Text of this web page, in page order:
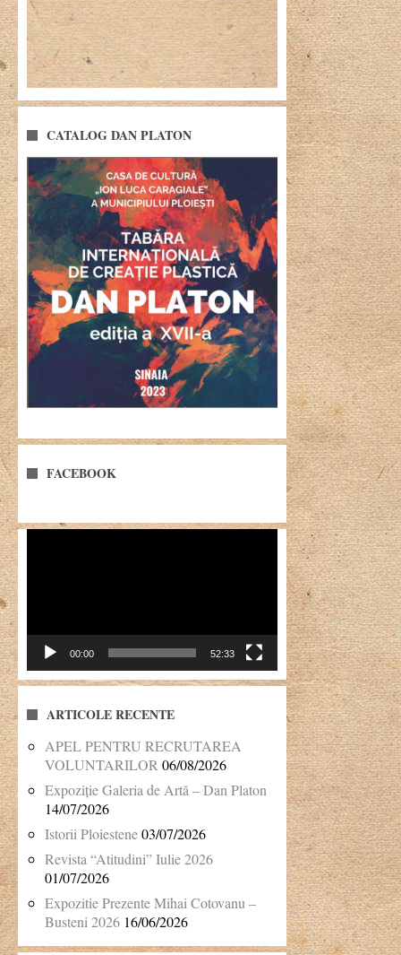
CATALOG DAN PLATON
FACEBOOK
00:00 52:33
ARTICOLE RECENTE
APEL PENTRU RECRUTAREA
VOLUNTARILOR 06/08/2026
Expoziție Galeria de Artă – Dan Platon
14/07/2026
Istorii Ploiestene03/07/2026
Revista “Atitudini” Iulie 2026
01/07/2026
Expozitie Prezente Mihai Cotovanu –
Busteni 2026 16/06/2026